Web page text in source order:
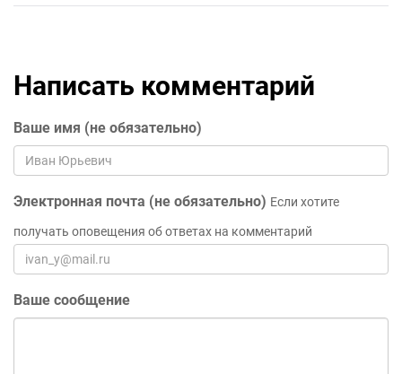
Написать комментарий
Ваше имя (не обязательно)
Электронная почта (не обязательно) Если хотите
получать оповещения об ответах на комментарий
Ваше сообщение